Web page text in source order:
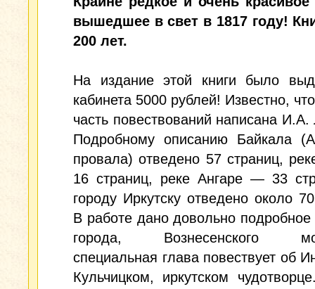
вышедшее в свет в 1817 году!
200 лет.
На издание этой книги было
кабинета 5000 рублей! Известно,
часть повествований написана
Подробному описанию Байкала
провала) отведено 57 страниц,
16 страниц, реке Ангаре — 33
городу Иркутску отведено около
В работе дано довольно подробное
города, Вознесенского
специальная глава повествует об
Кульчицком, иркутском